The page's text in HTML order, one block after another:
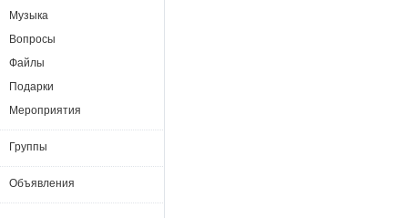
Музыка
Вопросы
Файлы
Подарки
Мероприятия
Группы
Объявления